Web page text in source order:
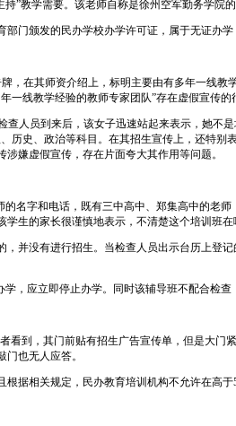
”教学需要。该老师自称是徐州空军勤务学院
颁发的民办学校办学许可证，属于无证办学
其师资介绍上，标明主要由有多年一线教
线教学经验的教师专家团队”存在虚假宣传的
员到来后，该女子迅速站起来表示，她不
历史、政治等科目。在其招生宣传上，还特
嫌虚假宣传，存在片面夸大其作用等问题。
字和电话，既有三中高中、郑集高中的老
生的家长很谨慎地表示，不清楚这个培训班在
没有进行招生。当检查人员出示台历上登
应立即停止办学。同时该辅导班不配合检查
到，其门前贴有招生广告宣传单，但是大
也无人应答。
相关规定，民办教育培训机构不允许在高于